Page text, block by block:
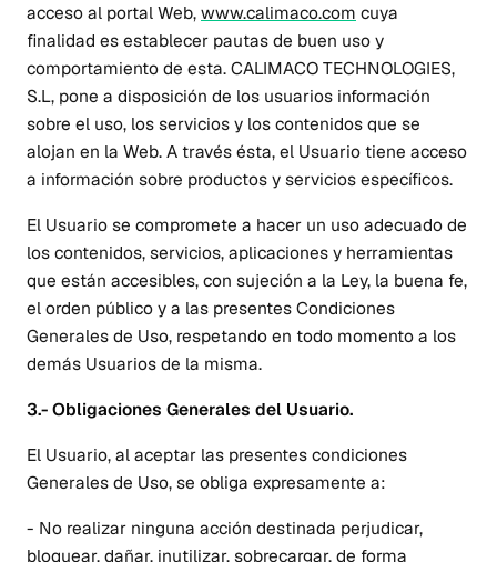
acceso al portal Web,www.calimaco.com cuya
finalidad es establecer pautas de buen uso y
comportamiento de esta. CALIMACO TECHNOLOGIES,
S.L, pone a disposición de los usuarios información
sobre el uso, los servicios y los contenidos que se
alojan en la Web. A través ésta, el Usuario tiene acceso
a información sobre productos y servicios específicos.
El Usuario se compromete a hacer un uso adecuado de
los contenidos, servicios, aplicaciones y herramientas
que están accesibles, con sujeción a la Ley, la buena fe,
el orden público y a las presentes Condiciones
Generales de Uso, respetando en todo momento a los
demás Usuarios de la misma.
3.- Obligaciones Generales del Usuario.
El Usuario, al aceptar las presentes condiciones
Generales de Uso, se obliga expresamente a:
- No realizar ninguna acción destinada perjudicar,
bloquear, dañar, inutilizar, sobrecargar, de forma